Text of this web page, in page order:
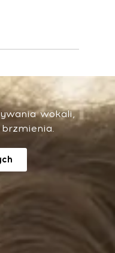
wokali,